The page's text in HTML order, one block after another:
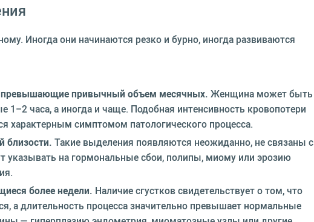
Иногда они начинаются резко и бурно, иногда развиваются
привычный объем месячных. Женщина может быть
часа, а иногда и чаще. Подобная интенсивность кровопотери
характерным симптомом патологического процесса.
близости. Такие выделения появляются неожиданно, не связаны с
указывать на гормональные сбои, полипы, миому или эрозию
более недели. Наличие сгустков свидетельствует о том, что
а длительность процесса значительно превышает нормальные